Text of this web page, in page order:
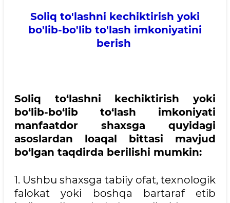
Soliq to'lashni kechiktirish yoki
bo'lib-bo'lib to'lash imkoniyatini
berish
Soliq to‘lashni kechiktirish yoki
bo‘lib-bo‘lib to‘lash imkoniyati
manfaatdor shaxsga quyidagi
asoslardan loaqal bittasi mavjud
bo‘lgan taqdirda berilishi mumkin:
1. Ushbu shaxsga tabiiy ofat, texnologik
falokat yoki boshqa bartaraf etib